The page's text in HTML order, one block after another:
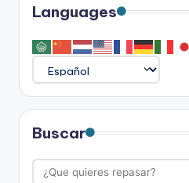
Languages
Buscar